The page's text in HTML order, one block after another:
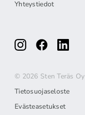
Yhteystiedot
© 2026 Sten Teräs Oy
Tietosuojaseloste
Evästeasetukset